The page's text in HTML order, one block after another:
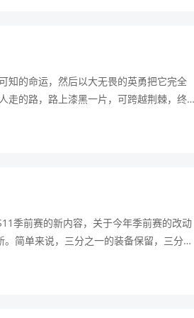
知的命运，然后以大无畏的英勇把它完全
走的路，路上漆黑一片，可跨越荆棘，终
自己的电竞梦。一路上他们也曾想过放
季前赛的新内容，关于今年季前赛的改动
简单来说，三分之一的装备保留，三分之
段。当然，谈到射手装备的话，就不能错